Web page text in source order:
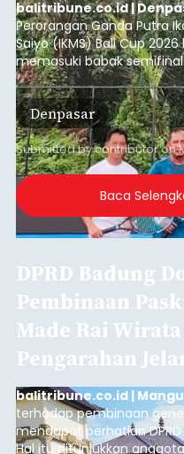
balitribune.co.id |
Perorangan Ganda Putra
Saiyo (IKMS) Bali Cup
memasuki babak
mewarnai babak delapan
Lapangan Tenis Telkom
9 Agustus 2026.
Denpasar
Submitted bycontributoron
Baca
DPRD Badung
Pembinaan
Made Rai
Pengarahan
balitribune.co.id |
terhadap pembinaan
mendapat perhatian
Hal itu ditunjukkan anggota